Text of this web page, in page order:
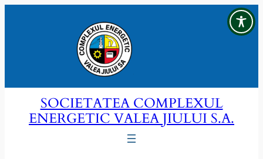
SOCIETATEA COMPLEXUL
ENERGETIC VALEA JIULUI S.A.